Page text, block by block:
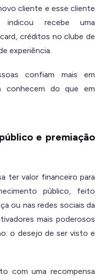
cliente e esse cliente
recebe uma
créditos no clube de
experiência.
confiam mais em
conhecem do que em
e premiação
ter valor financeiro para
público, feito
ou nas redes sociais da
mais poderosos
o desejo de ser visto e
com uma recompensa